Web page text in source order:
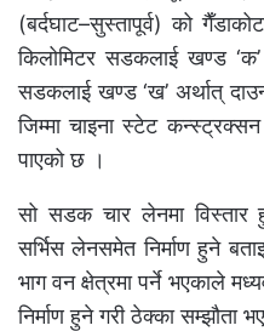
(बर्दघाट–सुस्तापूर्व) को
किलोमिटर सडकलाई खण्ड
सडकलाई खण्ड ‘ख’ अर्थात्
जिम्मा चाइना स्टेट
पाएको छ ।
सो सडक चार लेनमा विस्तार
सर्भिस लेनसमेत निर्माण हुने
भाग वन क्षेत्रमा पर्ने भएकाले
निर्माण हुने गरी ठेक्का सम्झौता